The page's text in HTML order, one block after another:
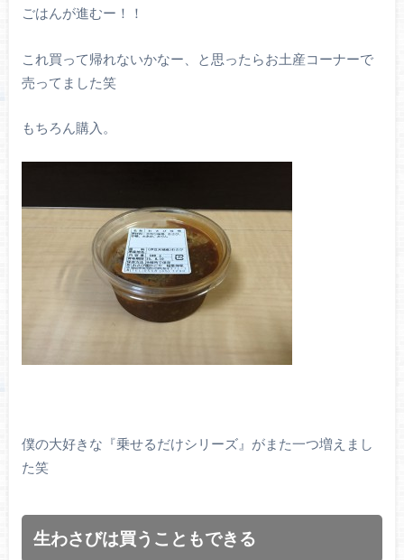
ごはんが進むー！！
これ買って帰れないかなー、と思ったらお土産コーナーで
売ってました笑
もちろん購入。
僕の大好きな『乗せるだけシリーズ』がまた一つ増えまし
た笑
生わさびは買うこともできる